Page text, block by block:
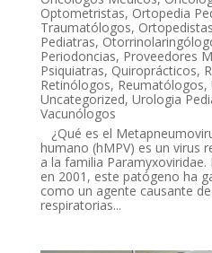
Optometristas, Ortopedia
Traumatólogos,
Pediatras,
Periodoncias, Proveedores
Psiquiatras, Quiroprácticos,
Retinólogos, Reumatólogos,
Uncategorized, Urologia
Vacunólogos
¿Qué es el
humano (hMPV) es un virus
a la familia
en 2001, este patógeno ha
como un agente causante
respiratorias...